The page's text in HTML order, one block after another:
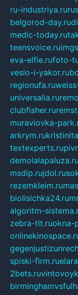
ru-industriya.ru
belgorod-day.ru
medic-today.ru
teensvoice.ru
eva-elfie.rufoto-
veslo-i-yakor.ru
regionufa.ru
universalia.ru
clubfisher.ru
muraviovka-
arkrym.ru
textexperts.ru
demolalapaluza.ru
msdip.rujdol.ru
rezemkleim.ru
biolisichka24.ru
algoritm-
zebra-tlt.ruokna-
spiski-firm.ru
2bets.ru